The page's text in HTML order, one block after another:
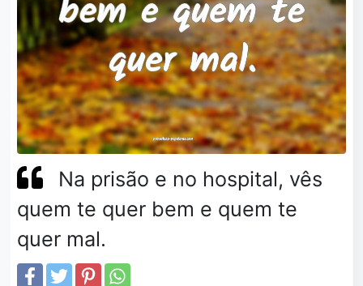
Na prisão e no hospital, vês
quem te quer bem e quem te
quer mal.